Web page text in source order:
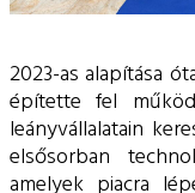
2023-as alapítása
építette fel
leányvállalatain
elsősorban
amelyek piacra